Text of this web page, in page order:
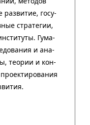
раз­ви­тие, госу­
стра­тегии,
Гума­
и ана­
тео­рии и кон­